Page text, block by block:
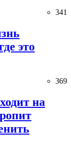
341
это
369
на